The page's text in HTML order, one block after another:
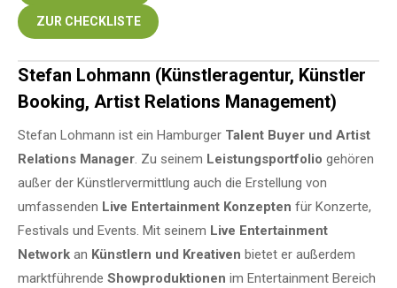
ZUR CHECKLISTE
Stefan Lohmann (Künstleragentur, Künstler
Booking, Artist Relations Management)
Stefan Lohmann ist ein Hamburger Talent Buyer und Artist
Relations Manager. Zu seinem Leistungsportfolio gehören
außer der Künstlervermittlung auch die Erstellung von
umfassenden Live Entertainment Konzepten für Konzerte,
Festivals und Events. Mit seinem Live Entertainment
Network an Künstlern und Kreativen bietet er außerdem
marktführende Showproduktionen im Entertainment Bereich